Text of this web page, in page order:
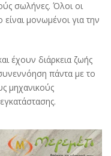
σωλήνες. Όλοι οι
μονωμένοι για την
έχουν διάρκεια ζωής
πάντα με το
μηχανικούς